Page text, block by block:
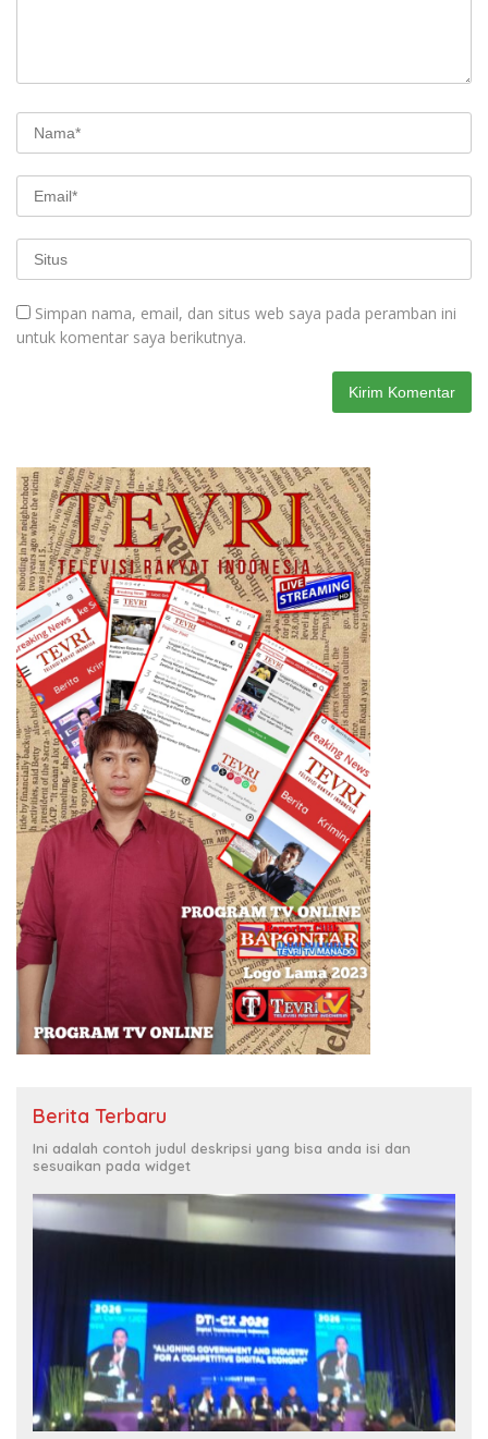
Simpan nama, email, dan situs web saya pada peramban ini
untuk komentar saya berikutnya.
Berita Terbaru
Ini adalah contoh judul deskripsi yang bisa anda isi dan
sesuaikan pada widget